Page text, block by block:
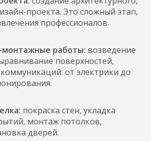
проекта. Это сложный этап,
профессионалов.
работы: возведение
поверхностей,
от электрики до
покраска стен, укладка
монтаж потолков,
дверей.